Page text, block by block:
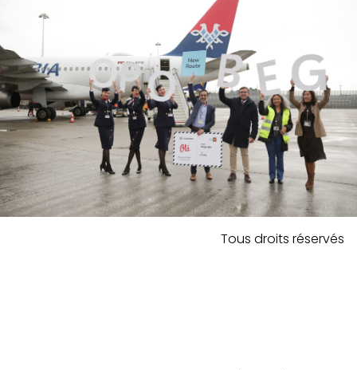
Tous droits réservés